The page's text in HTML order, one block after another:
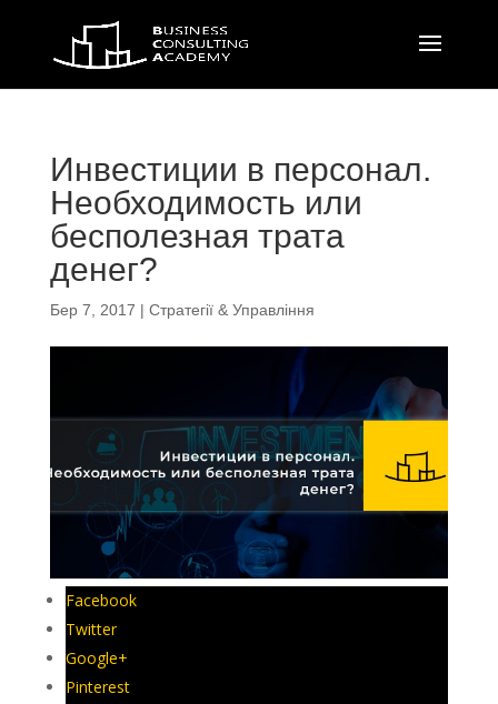
Инвестиции в персонал.
Необходимость или
бесполезная трата
денег?
Бер 7, 2017 | Стратегії & Управління
Facebook
Twitter
Google+
Pinterest